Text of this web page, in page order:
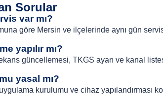
Sorular
var mı?
göre Mersin ve ilçelerinde aynı gün
yapılır mı?
güncellemesi, TKGS ayarı ve kanal
yasal mı?
kurulumu ve cihaz yapılandırması